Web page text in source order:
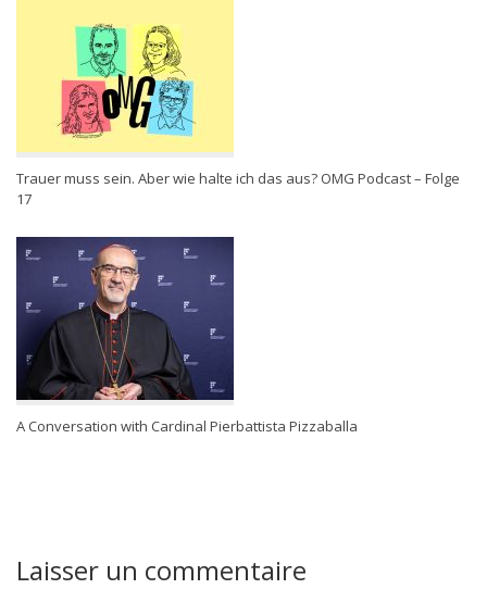
Trauer muss sein. Aber wie halte ich das aus? OMG Podcast – Folge
17
A Conversation with Cardinal Pierbattista Pizzaballa
Laisser un commentaire